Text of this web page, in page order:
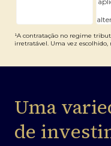
¹A contratação no regime
irretratável. Uma vez escolhido,
Uma
de